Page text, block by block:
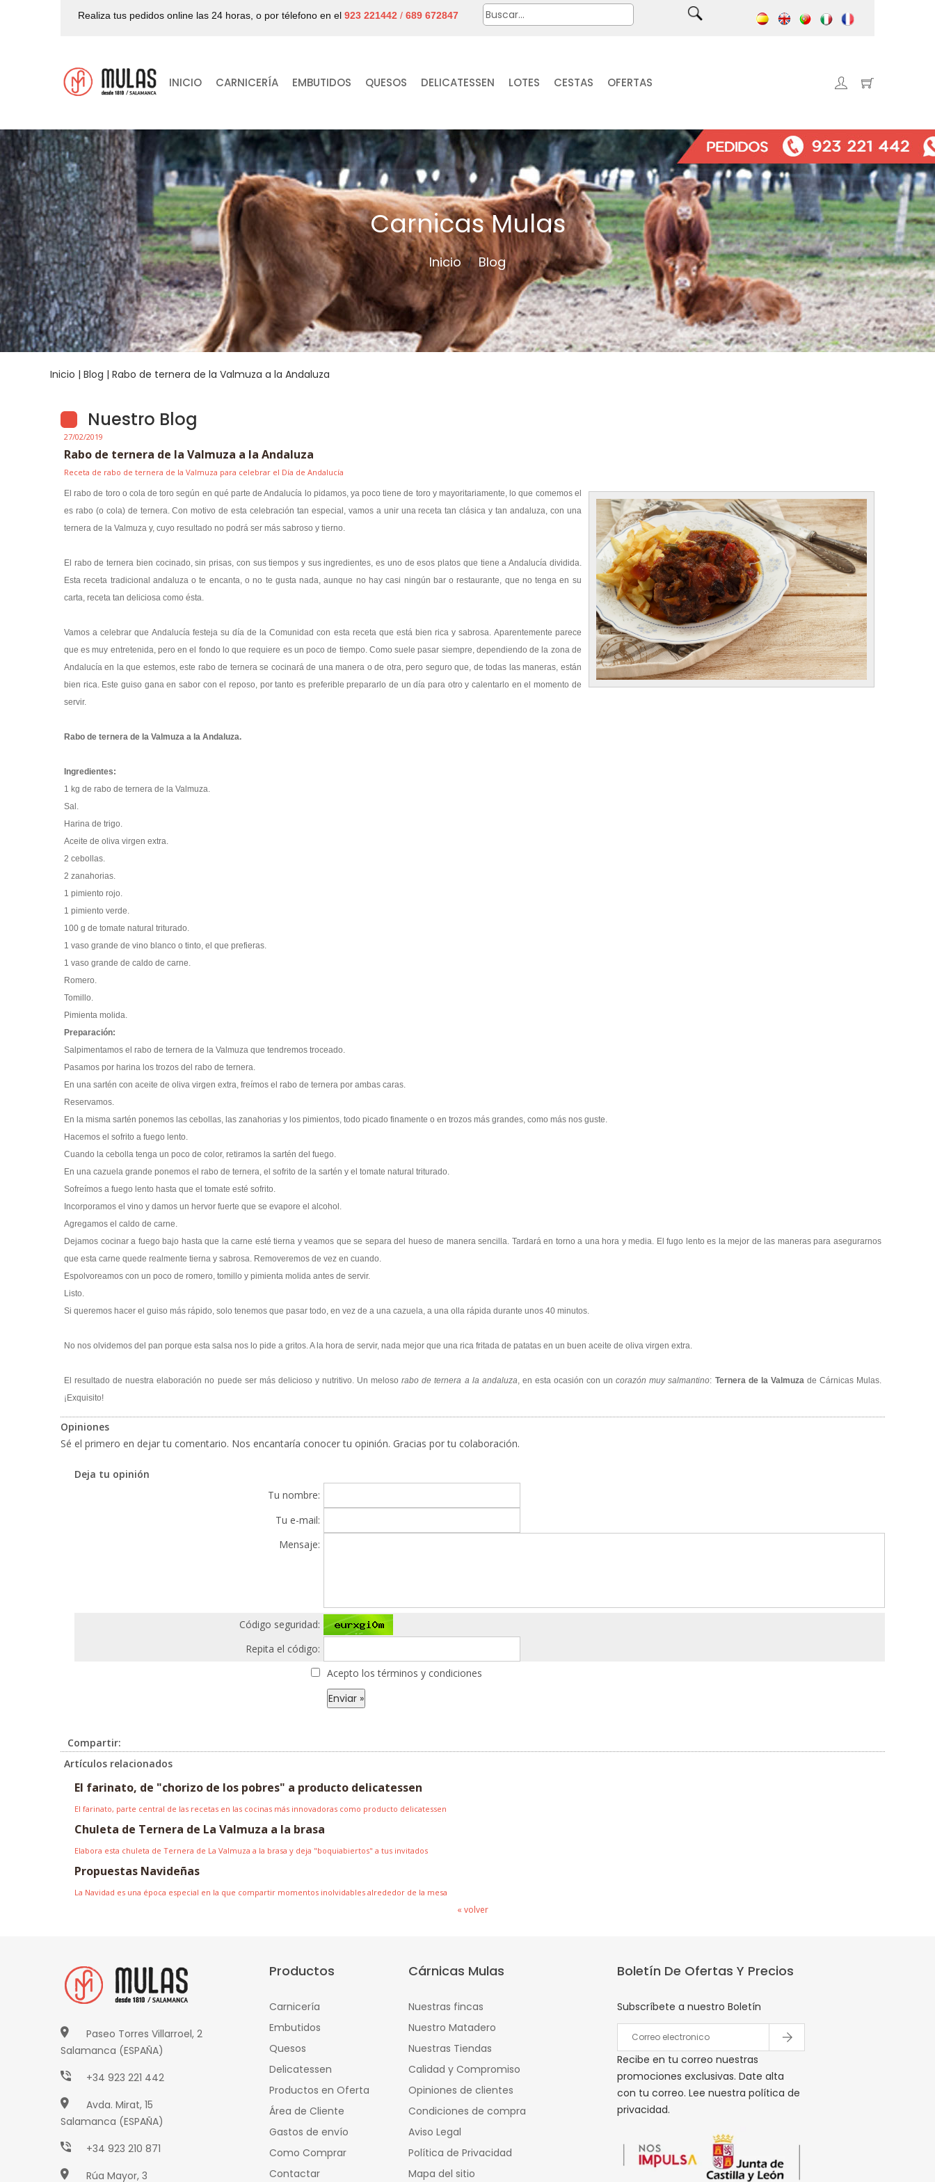
Realiza tus pedidos online las 24 horas, o por télefono en el 923 221442 / 689 672847
INICIO CARNICERÍA EMBUTIDOS QUESOS DELICATESSEN LOTES CESTAS OFERTAS
Carnicas Mulas
Inicio / Blog
Inicio | Blog | Rabo de ternera de la Valmuza a la Andaluza
Nuestro Blog
27/02/2019
Rabo de ternera de la Valmuza a la Andaluza
Receta de rabo de ternera de la Valmuza para celebrar el Día de Andalucía
El rabo de toro o cola de toro según en qué parte de Andalucía lo pidamos, ya poco tiene de toro y mayoritariamente, lo que comemos el
es rabo (o cola) de ternera. Con motivo de esta celebración tan especial, vamos a unir una receta tan clásica y tan andaluza, con una
ternera de la Valmuza y, cuyo resultado no podrá ser más sabroso y tierno.
El rabo de ternera bien cocinado, sin prisas, con sus tiempos y sus ingredientes, es uno de esos platos que tiene a Andalucía dividida.
Esta receta tradicional andaluza o te encanta, o no te gusta nada, aunque no hay casi ningún bar o restaurante, que no tenga en su
carta, receta tan deliciosa como ésta.
Vamos a celebrar que Andalucía festeja su día de la Comunidad con esta receta que está bien rica y sabrosa. Aparentemente parece
que es muy entretenida, pero en el fondo lo que requiere es un poco de tiempo. Como suele pasar siempre, dependiendo de la zona de
Andalucía en la que estemos, este rabo de ternera se cocinará de una manera o de otra, pero seguro que, de todas las maneras, están
bien rica. Este guiso gana en sabor con el reposo, por tanto es preferible prepararlo de un día para otro y calentarlo en el momento de
servir.
Rabo de ternera de la Valmuza a la Andaluza.
Ingredientes:
1 kg de rabo de ternera de la Valmuza.
Sal.
Harina de trigo.
Aceite de oliva virgen extra.
2 cebollas.
2 zanahorias.
1 pimiento rojo.
1 pimiento verde.
100 g de tomate natural triturado.
1 vaso grande de vino blanco o tinto, el que prefieras.
1 vaso grande de caldo de carne.
Romero.
Tomillo.
Pimienta molida.
Preparación:
Salpimentamos el rabo de ternera de la Valmuza que tendremos troceado.
Pasamos por harina los trozos del rabo de ternera.
En una sartén con aceite de oliva virgen extra, freímos el rabo de ternera por ambas caras.
Reservamos.
En la misma sartén ponemos las cebollas, las zanahorias y los pimientos, todo picado finamente o en trozos más grandes, como más nos guste.
Hacemos el sofrito a fuego lento.
Cuando la cebolla tenga un poco de color, retiramos la sartén del fuego.
En una cazuela grande ponemos el rabo de ternera, el sofrito de la sartén y el tomate natural triturado.
Sofreímos a fuego lento hasta que el tomate esté sofrito.
Incorporamos el vino y damos un hervor fuerte que se evapore el alcohol.
Agregamos el caldo de carne.
Dejamos cocinar a fuego bajo hasta que la carne esté tierna y veamos que se separa del hueso de manera sencilla. Tardará en torno a una hora y media. El fugo lento es la mejor de las maneras para asegurarnos
que esta carne quede realmente tierna y sabrosa. Removeremos de vez en cuando.
Espolvoreamos con un poco de romero, tomillo y pimienta molida antes de servir.
Listo.
Si queremos hacer el guiso más rápido, solo tenemos que pasar todo, en vez de a una cazuela, a una olla rápida durante unos 40 minutos.
No nos olvidemos del pan porque esta salsa nos lo pide a gritos. A la hora de servir, nada mejor que una rica fritada de patatas en un buen aceite de oliva virgen extra.
El resultado de nuestra elaboración no puede ser más delicioso y nutritivo. Un melosorabo de ternera a la andaluza, en esta ocasión con uncorazón muy salmantino: Ternera de la Valmuzade Cárnicas Mulas.
¡Exquisito!
Opiniones
Sé el primero en dejar tu comentario. Nos encantaría conocer tu opinión. Gracias por tu colaboración.
Deja tu opinión
Tu nombre:
Tu e-mail:
Mensaje:
Código seguridad:
Repita el código:
Acepto los términos y condiciones
Compartir:
Artículos relacionados
El farinato, de "chorizo de los pobres" a producto delicatessen
El farinato, parte central de las recetas en las cocinas más innovadoras como producto delicatessen
Chuleta de Ternera de La Valmuza a la brasa
Elabora esta chuleta de Ternera de La Valmuza a la brasa y deja "boquiabiertos" a tus invitados
Propuestas Navideñas
La Navidad es una época especial en la que compartir momentos inolvidables alrededor de la mesa
« volver
Paseo Torres Villarroel, 2
Salamanca (ESPAÑA)
+34 923 221 442
Avda. Mirat, 15
Salamanca (ESPAÑA)
+34 923 210 871
Rúa Mayor, 3
Productos
Carnicería
Embutidos
Quesos
Delicatessen
Productos en Oferta
Área de Cliente
Gastos de envío
Como Comprar
Contactar
Cárnicas Mulas
Nuestras fincas
Nuestro Matadero
Nuestras Tiendas
Calidad y Compromiso
Opiniones de clientes
Condiciones de compra
Aviso Legal
Política de Privacidad
Mapa del sitio
Boletín De Ofertas Y Precios
Subscríbete a nuestro Boletín
Recibe en tu correo nuestras
promociones exclusivas. Date alta
con tu correo. Lee nuestra política de
privacidad.